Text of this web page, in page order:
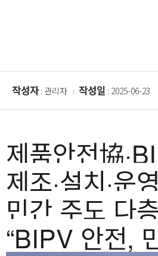
작성자: 관리자 작성일 : 2025-06-23
제품안전協
제조·설치·운
민간 주도 다
“BIPV 안전,